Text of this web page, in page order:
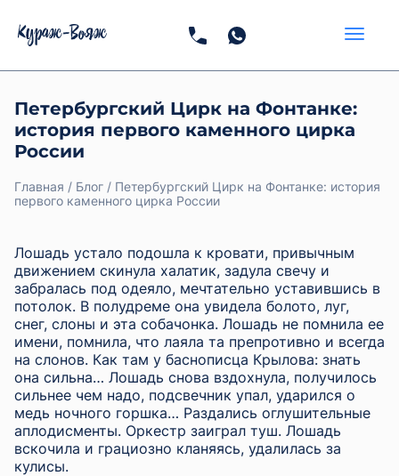
Петербургский Цирк на Фонтанке:
история первого каменного цирка
России
Главная Блог
Петербургский Цирк на Фонтанке: история
первого каменного цирка России
Лошадь устало подошла к кровати, привычным
движением скинула халатик, задула свечу и
забралась под одеяло, мечтательно уставившись в
потолок. В полудреме она увидела болото, луг,
снег, слоны и эта собачонка. Лошадь не помнила ее
имени, помнила, что лаяла та препротивно и всегда
на слонов. Как там у баснописца Крылова: знать
она сильна… Лошадь снова вздохнула, получилось
сильнее чем надо, подсвечник упал, ударился о
медь ночного горшка… Раздались оглушительные
аплодисменты. Оркестр заиграл туш. Лошадь
вскочила и грациозно кланяясь, удалилась за
кулисы.